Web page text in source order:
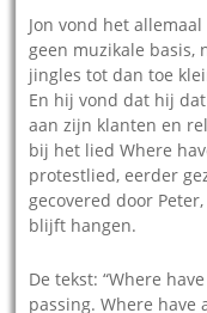
Jon vond het
geen muzikale basis,
jingles tot dan toe
En hij vond dat hij
aan zijn klanten en
bij het lied Where
protestlied, eerder
gecovered door
blijft hangen.
De tekst: “Where
passing. Where have